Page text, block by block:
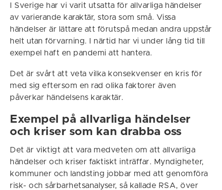
I Sverige har vi varit utsatta för allvarliga händelser
av varierande karaktär, stora som små. Vissa
händelser är lättare att förutspå medan andra uppstår
helt utan förvarning. I närtid har vi under lång tid till
exempel haft en pandemi att hantera.
Det är svårt att veta vilka konsekvenser en kris för
med sig eftersom en rad olika faktorer även
påverkar händelsens karaktär.
Exempel på allvarliga händelser
och kriser som kan drabba oss
Det är viktigt att vara medveten om att allvarliga
händelser och kriser faktiskt inträffar. Myndigheter,
kommuner och landsting jobbar med att genomföra
risk- och sårbarhetsanalyser, så kallade RSA, över